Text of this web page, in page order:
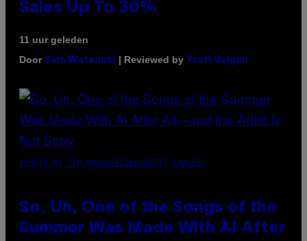
Sales Up To 30%
11 uur geleden
Door Sam Watanuki | Reviewed by Ysolt Usigan
(PHOTO BY TIM MOSENFELDER/GETTY IMAGES)
So, Uh, One of the Songs of the
Summer Was Made With AI After